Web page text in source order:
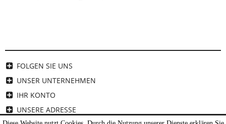
FOLGEN SIE UNS
UNSER UNTERNEHMEN
IHR KONTO
UNSERE ADRESSE